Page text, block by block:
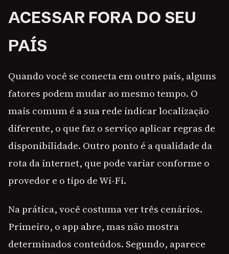
ACESSAR FORA DO SEU
PAÍS
Quando você se conecta em outro país, alguns
fatores podem mudar ao mesmo tempo. O
mais comum é a sua rede indicar localização
diferente, o que faz o serviço aplicar regras de
disponibilidade. Outro ponto é a qualidade da
rota da internet, que pode variar conforme o
provedor e o tipo de Wi-Fi.
Na prática, você costuma ver três cenários.
Primeiro, o app abre, mas não mostra
determinados conteúdos. Segundo, aparece